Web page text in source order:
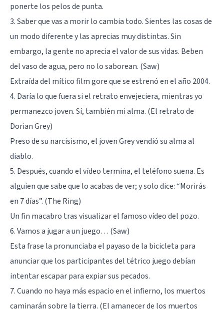
ponerte los pelos de punta.
3. Saber que vas a morir lo cambia todo. Sientes las cosas de
un modo diferente y las aprecias muy distintas. Sin
embargo, la gente no aprecia el valor de sus vidas. Beben
del vaso de agua, pero no lo saborean. (Saw)
Extraída del mítico film gore que se estrenó en el año 2004.
4. Daría lo que fuera si el retrato envejeciera, mientras yo
permanezco joven. Sí, también mi alma. (El retrato de
Dorian Grey)
Preso de su narcisismo, el joven Grey vendió su alma al
diablo.
5. Después, cuando el vídeo termina, el teléfono suena. Es
alguien que sabe que lo acabas de ver; y solo dice: “Morirás
en 7 días”. (The Ring)
Un fin macabro tras visualizar el famoso vídeo del pozo.
6. Vamos a jugar a un juego… (Saw)
Esta frase la pronunciaba el payaso de la bicicleta para
anunciar que los participantes del tétrico juego debían
intentar escapar para expiar sus pecados.
7. Cuando no haya más espacio en el infierno, los muertos
caminarán sobre la tierra. (El amanecer de los muertos